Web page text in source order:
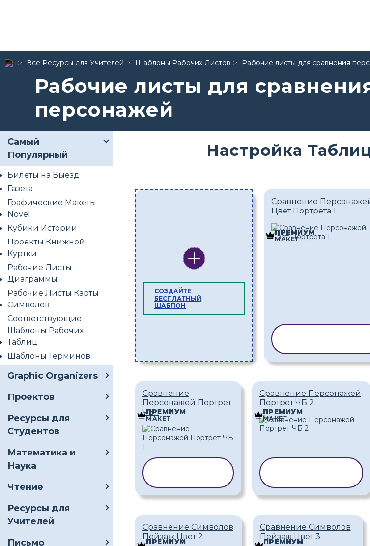
Все Ресурсы для Учителей Шаблоны Рабочих Листов Рабочие листы для сравнения
Рабочие листы для
персонажей
Самый
Популярный
Билеты на Выезд
Газета
Графические Макеты
Novel
Кубики Истории
Проекты Книжной
Куртки
Рабочие Листы
Диаграммы
Рабочие Листы Карты
Символов
Соответствующие
Шаблоны Рабочих
Таблиц
Шаблоны Терминов
Graphic Organizers
Проектов
Ресурсы для
Студентов
Математика и
Наука
Чтение
Ресурсы для
Учителей
Письмо
Настройка
СОЗДАЙТЕ
БЕСПЛАТНЫЙ
ШАБЛОН
Сравнение
Цвет Портрета 1
ПРЕМИУМ
МАКЕТ
Сравнение
Персонажей Портрет
ЧБ 1
ПРЕМИУМ
МАКЕТ
Сравнение Персонажей
Портрет ЧБ 2
ПРЕМИУМ
МАКЕТ
Сравнение Символов
Пейзаж Цвет 2
ПРЕМИУМ
Сравнение Символов
Пейзаж Цвет 3
ПРЕМИУМ